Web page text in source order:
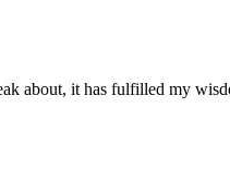
about, it has fulfilled my